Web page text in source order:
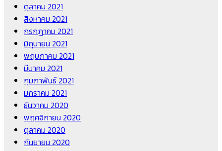
ตุลาคม 2021
สิงหาคม 2021
กรกฎาคม 2021
มิถุนายน 2021
พฤษภาคม 2021
มีนาคม 2021
กุมภาพันธ์ 2021
มกราคม 2021
ธันวาคม 2020
พฤศจิกายน 2020
ตุลาคม 2020
กันยายน 2020